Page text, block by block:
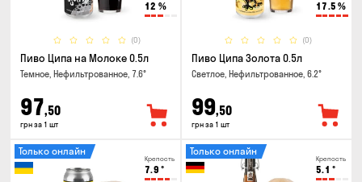
12 %
(0)
Пиво Ципа на Молоке 0.5л
Темное, Нефильтрованное, 7.6°
97,50
грн за 1 шт
17.5 %
(0)
Пиво Ципа Золота 0.5л
Светлое, Нефильтрованное, 6.2°
99,50
грн за 1 шт
Крепость
7.9 °
Только онлайн
Крепость
5.1 °
Только онлайн